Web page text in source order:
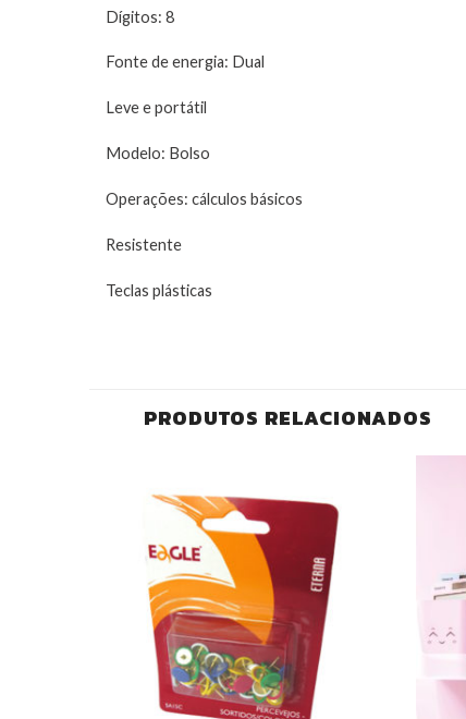
Dígitos: 8
Fonte de energia: Dual
Leve e portátil
Modelo: Bolso
Operações: cálculos básicos
Resistente
Teclas plásticas
PRODUTOS RELACIONADOS